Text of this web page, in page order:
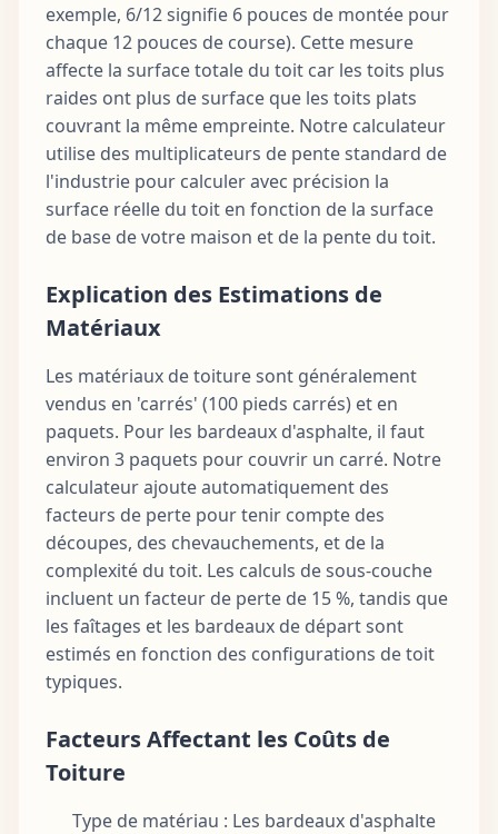
exemple, 6/12 signifie 6 pouces de montée pour
chaque 12 pouces de course). Cette mesure
affecte la surface totale du toit car les toits plus
raides ont plus de surface que les toits plats
couvrant la même empreinte. Notre calculateur
utilise des multiplicateurs de pente standard de
l'industrie pour calculer avec précision la
surface réelle du toit en fonction de la surface
de base de votre maison et de la pente du toit.
Explication des Estimations de
Matériaux
Les matériaux de toiture sont généralement
vendus en 'carrés' (100 pieds carrés) et en
paquets. Pour les bardeaux d'asphalte, il faut
environ 3 paquets pour couvrir un carré. Notre
calculateur ajoute automatiquement des
facteurs de perte pour tenir compte des
découpes, des chevauchements, et de la
complexité du toit. Les calculs de sous-couche
incluent un facteur de perte de 15 %, tandis que
les faîtages et les bardeaux de départ sont
estimés en fonction des configurations de toit
typiques.
Facteurs Affectant les Coûts de
Toiture
Type de matériau : Les bardeaux d'asphalte